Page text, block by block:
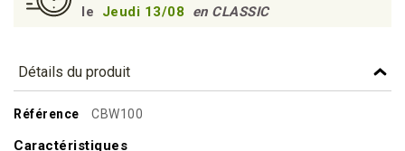
le
Jeudi 13/08 en CLASSIC
Détails du produit
Référence CBW100
Caractéristiques